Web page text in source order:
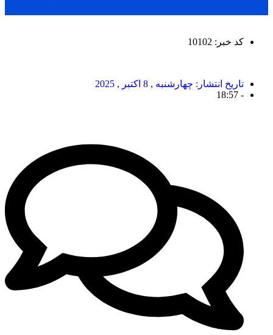
کد خبر: 10102
تاریخ انتشار: چهارشنبه , 8 اکتبر , 2025
-
18:57